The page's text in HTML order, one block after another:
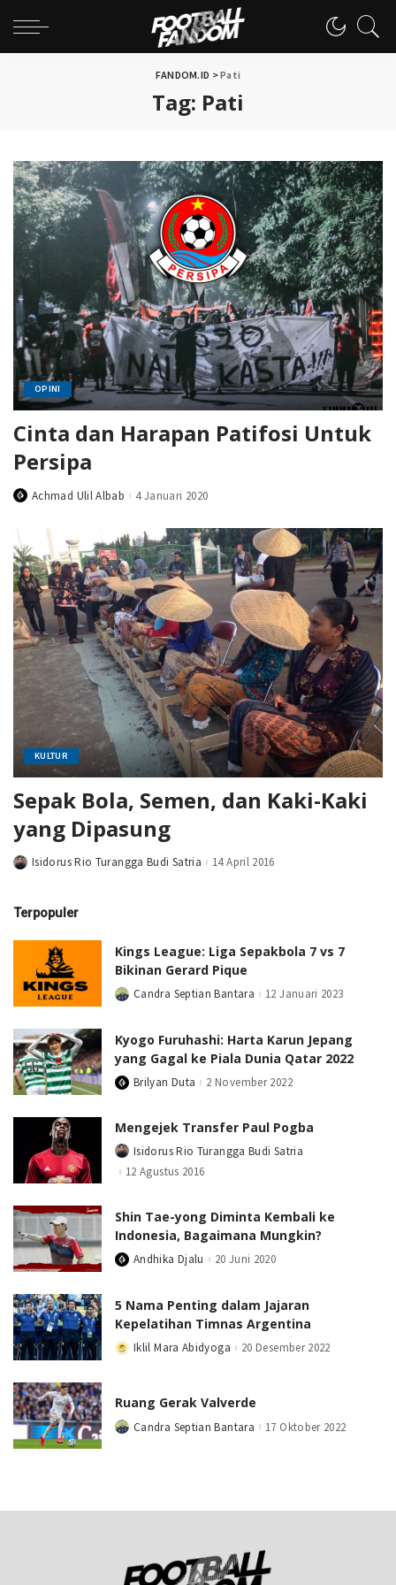
FANDOM.ID >Pati
Tag: Pati
OPINI
Cinta dan Harapan Patifosi Untuk
Persipa
PostedAchmad Ulil Albab 4 Januari 2020
KULTUR
Sepak Bola, Semen, dan Kaki-Kaki
yang Dipasung
PostedIsidorus Rio Turangga Budi Satria 14 April 2016
Terpopuler
Kings League: Liga Sepakbola 7 vs 7
Bikinan Gerard Pique
PostedCandra Septian Bantara 12 Januari 2023
Kyogo Furuhashi: Harta Karun Jepang
yang Gagal ke Piala Dunia Qatar 2022
PostedBrilyan Duta 2 November 2022
Mengejek Transfer Paul Pogba
Posted
by
Isidorus Rio Turangga Budi Satria
12 Agustus 2016
Shin Tae-yong Diminta Kembali ke
Indonesia, Bagaimana Mungkin?
PostedAndhika Djalu 20 Juni 2020
5 Nama Penting dalam Jajaran
Kepelatihan Timnas Argentina
PostedIklil Mara Abidyoga 20 Desember 2022
Ruang Gerak Valverde
PostedCandra Septian Bantara 17 Oktober 2022